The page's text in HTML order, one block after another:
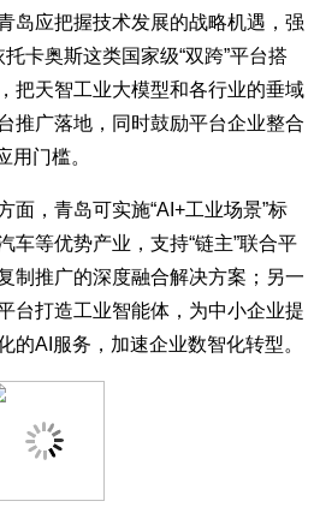
岛应把握技术发展的战略机遇，强
卡奥斯这类国家级“双跨”平台搭
把天智工业大模型和各行业的垂域
推广落地，同时鼓励平台企业整合
用门槛。
面，青岛可实施“AI+工业场景”标
车等优势产业，支持“链主”联合平
制推广的深度融合解决方案；另一
台打造工业智能体，为中小企业提
的AI服务，加速企业数智化转型。